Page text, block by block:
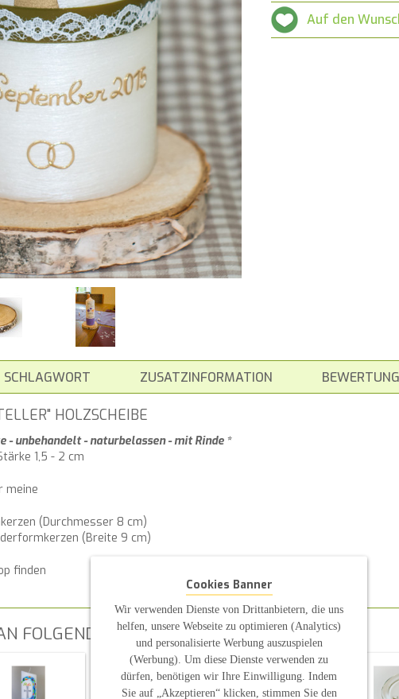
Auf den
SCHLAGWORT ZUSATZINFORMATION
HOLZSCHEIBE
- unbehandelt - naturbelassen - mit Rinde *
1,5 - 2 cm
meine
(Durchmesser 8 cm)
(Breite 9 cm)
finden
FOLGENDEN ARTIKELN INTERESSIERT SEIN
Cookies Banner
Wir verwenden Dienste von Drittanbietern, die uns
helfen, unsere Webseite zu optimieren (Analytics)
und personalisierte Werbung auszuspielen
(Werbung). Um diese Dienste verwenden zu
dürfen, benötigen wir Ihre Einwilligung. Indem
Sie auf „Akzeptieren“ klicken, stimmen Sie den